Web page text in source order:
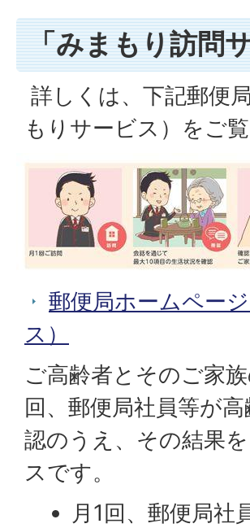
「みまもり訪問
詳しくは、下記郵便
もりサービス）をご
郵便局ホームペー
ス）
ご高齢者とそのご家
回、郵便局社員等が
認のうえ、その結果
スです。
月1回、郵便局社